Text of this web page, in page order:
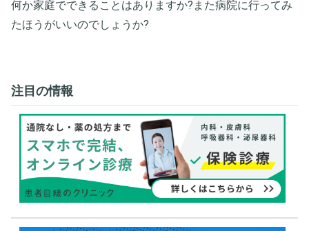
何か家庭でできることはありますか?また病院に行ってみ
たほうがいいのでしょうか?
注目の情報